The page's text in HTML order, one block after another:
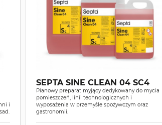
i
SEPTA SINE CLEAN 04 SC4
Pianowy preparat myjący dedykowany do mycia
pomieszczeń, linii technologicznych i
wyposażenia w przemyśle spożywczym oraz
gastronomii.